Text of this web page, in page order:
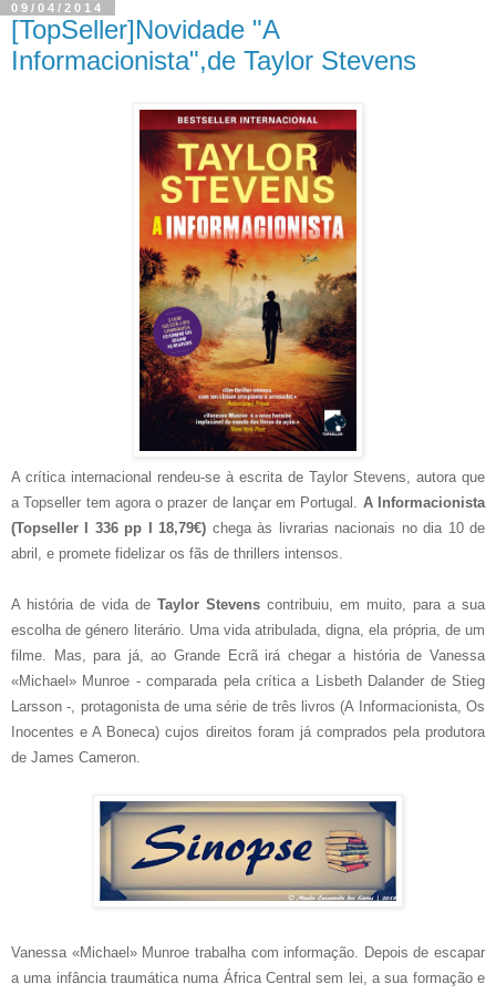
09/04/2014
[TopSeller]Novidade "A
Informacionista",de Taylor Stevens
A crítica internacional rendeu-se à escrita de Taylor Stevens, autora que
a Topseller tem agora o prazer de lançar em Portugal. A Informacionista
(Topseller I 336 pp I 18,79€) chega às livrarias nacionais no dia 10 de
abril, e promete fidelizar os fãs de thrillers intensos.
A história de vida de Taylor Stevens contribuiu, em muito, para a sua
escolha de género literário. Uma vida atribulada, digna, ela própria, de um
filme. Mas, para já, ao Grande Ecrã irá chegar a história de Vanessa
«Michael» Munroe - comparada pela crítica a Lisbeth Dalander de Stieg
Larsson -, protagonista de uma série de três livros (A Informacionista, Os
Inocentes e A Boneca) cujos direitos foram já comprados pela produtora
de James Cameron.
Vanessa «Michael» Munroe trabalha com informação. Depois de escapar
a uma infância traumática numa África Central sem lei, a sua formação e